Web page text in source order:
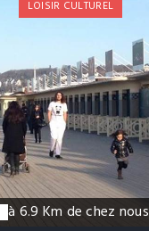
LOISIR CULTUREL
à 6.9 Km de chez nous